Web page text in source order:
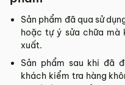
Sản phẩm đã qua sử
hoặc tự ý sửa chữa mà
xuất.
Sản phẩm sau khi đã
khách kiểm tra hàng